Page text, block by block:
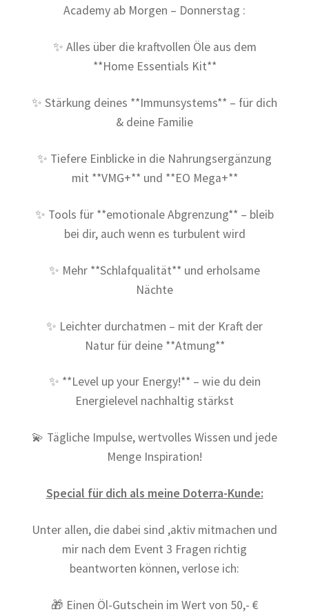
Academy ab Morgen – Donnerstag :
✨ Alles über die kraftvollen Öle aus dem
**Home Essentials Kit**
✨ Stärkung deines **Immunsystems** – für dich
& deine Familie
✨ Tiefere Einblicke in die Nahrungsergänzung
mit **VMG+** und **EO Mega+**
✨ Tools für **emotionale Abgrenzung** – bleib
bei dir, auch wenn es turbulent wird
✨ Mehr **Schlafqualität** und erholsame
Nächte
✨ Leichter durchatmen – mit der Kraft der
Natur für deine **Atmung**
✨ **Level up your Energy!** – wie du dein
Energielevel nachhaltig stärkst
💫 Tägliche Impulse, wertvolles Wissen und jede
Menge Inspiration!
Special für dich als meine Doterra-Kunde:
Unter allen, die dabei sind ,aktiv mitmachen und
mir nach dem Event 3 Fragen richtig
beantworten können, verlose ich:
🎁 Einen Öl-Gutschein im Wert von 50,- €